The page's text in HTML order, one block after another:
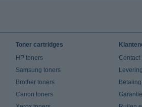
Toner cartridges
HP toners
Samsung toners
Brother toners
Canon toners
Contact
Levering
Betaling
Garantie